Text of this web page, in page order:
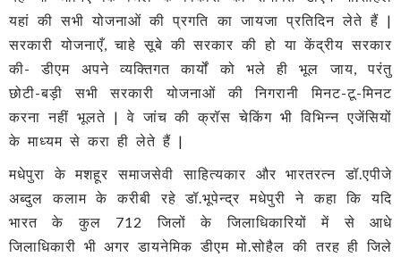
यहां की सभी योजनाओं की प्रगति का जायजा प्रतिदिन लेते हैं |
सरकारी योजनाएँ, चाहे सूबे की सरकार की हो या केंद्रीय सरकार
की- डीएम अपने व्यक्तिगत कार्यों को भले ही भूल जाय, परंतु
छोटी-बड़ी सभी सरकारी योजनाओं की निगरानी मिनट-टू-मिनट
करना नहीं भूलते | वे जांच की क्रॉस चेकिंग भी विभिन्न एजेंसियों
के माध्यम से करा ही लेते हैं |
मधेपुरा के मशहूर समाजसेवी साहित्यकार और भारतरत्न डॉ.एपीजे
अब्दुल कलाम के करीबी रहे डॉ.भूपेन्द्र मधेपुरी ने कहा कि यदि
भारत के कुल 712 जिलों के जिलाधिकारियों में से आधे
जिलाधिकारी भी अगर डायनेमिक डीएम मो.सोहैल की तरह ही जिले